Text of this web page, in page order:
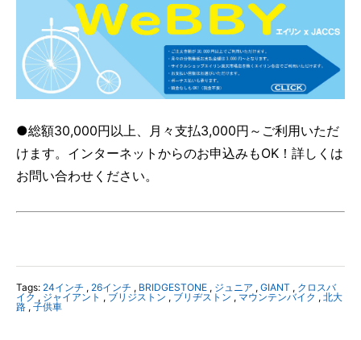
●総額30,000円以上、月々支払3,000円～ご利用いただ
けます。インターネットからのお申込みもOK！詳しくは
お問い合わせください。
Tags: 24インチ , 26インチ , BRIDGESTONE , ジュニア , GIANT , クロスバ
イク , ジャイアント ,ブリジストン , ブリヂストン , マウンテンバイク , 北大
路, 子供車